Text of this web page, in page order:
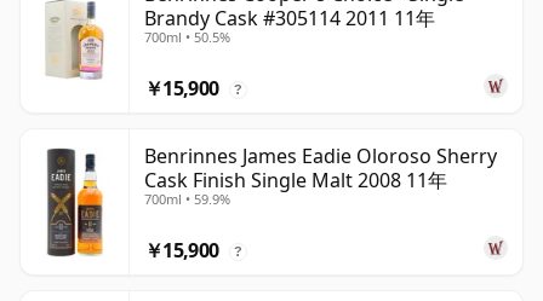
Brandy Cask #305114 2011 11年
700ml • 50.5%
￥15,900 ?
Benrinnes James Eadie Oloroso Sherry
Cask Finish Single Malt 2008 11年
700ml • 59.9%
￥15,900 ?